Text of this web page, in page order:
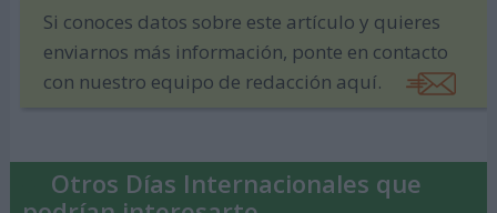
Si conoces datos sobre este artículo y quieres
enviarnos más información, ponte en contacto
con nuestro equipo de redacción aquí.
Otros Días Internacionales que